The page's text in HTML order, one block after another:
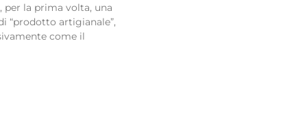
per la prima volta, una
“prodotto artigianale”,
come il